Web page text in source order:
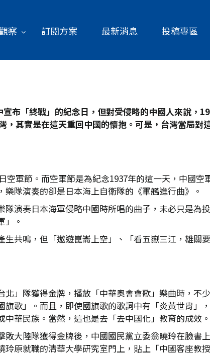
察 訂閱方案 最新消息 投稿專區
布「終戰」的紀念日，但對受侵略的中國人來說，
，其實是在這天重回中國的懷抱。可是，台灣當局對
軍節。而空軍節是為紀念1937年的這一天，中國空
隊演奏的卻是日本海上自衛隊的《軍艦進行曲》。
演奏日本海軍侵略中國時所唱的曲子，未必只是為
」。
共鳴，但「遨遊崑崙上空」、「看五嶽三江，雄關
」隊獲得金牌，播放「中華奧會會歌」樂曲時，不
歌」。而且，即使國旗歌的歌詞中有「炎黃世胄」
華民族。當然，這也是去「去中國化」教育的成效。
大陸隊獲得金牌後，中國國民黨立委翁曉玲在臉書
原就職的清華大學研究室門上，貼上「中國客座教